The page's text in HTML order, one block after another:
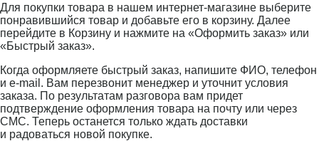
Для покупки товара в нашем интернет-магазине выберите
понравившийся товар и добавьте его в корзину. Далее
перейдите в Корзину и нажмите на «Оформить заказ» или
«Быстрый заказ».
Когда оформляете быстрый заказ, напишите ФИО, телефон
и e-mail. Вам перезвонит менеджер и уточнит условия
заказа. По результатам разговора вам придет
подтверждение оформления товара на почту или через
СМС. Теперь останется только ждать доставки
и радоваться новой покупке.